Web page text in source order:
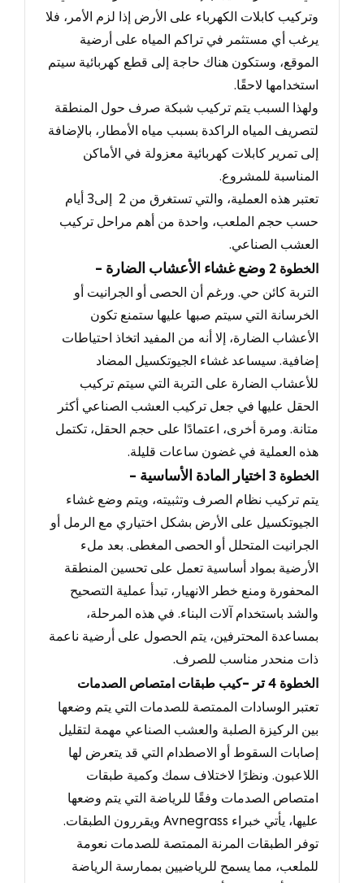
وتركيب كابلات الكهرباء على الأرض إذا لزم الأمر، فلا
يرغب أي مستثمر في تراكم المياه على أرضية
الموقع، وستكون هناك حاجة إلى قطع كهربائية سيتم
استخدامها لاحقًا.
ولهذا السبب يتم تركيب شبكة صرف حول المنطقة
لتصريف المياه الراكدة بسبب مياه الأمطار، بالإضافة
إلى تمرير كابلات كهربائية معزولة في الأماكن
المناسبة للمشروع.
تعتبر هذه العملية، والتي تستغرق من 2
3 أيام
حسب حجم الملعب، واحدة من أهم مراحل تركيب
العشب الصناعي.
الخطوة 2 - وضع غشاء الأعشاب الضارة
التربة كائن حي. ورغم أن الحصى أو الجرانيت أو
الخرسانة التي سيتم صبها عليها ستمنع تكون
الأعشاب الضارة، إلا أنه من المفيد اتخاذ احتياطات
إضافية. سيساعد غشاء الجيوتكسيل المضاد
للأعشاب الضارة على التربة التي سيتم تر كيب
الحقل عليها في جعل تركيب العشب الصناعي أكثر
متانة. ومرة أخرى، اعتمادًا على حجم الحقل، تكتمل
هذه العملية في غضون ساعات قليلة.
الخطوة 3 - اختيار المادة الأساسية
يتم تركيب نظام الصرف وتثبيته، ويتم وضع غشاء
الجيوتكسيل على الأرض بشكل اختياري مع الرمل أو
الجرانيت المتحلل أو الحصى المغطى. بعد ملء
الأرضية بمواد أساسية تعمل على تحسين المنطقة
المحفورة ومنع خطر الانهيار ، تبدأ عملية التصحيح
والشد باستخدام آلات البناء. في هذه المرحلة،
بمساعدة المحترفين، يتم الحصول على أرضية ناعمة
ذات منحدر مناسب للصرف.
الخطوة 4 - تر
كيب طبقات امتصاص الصدمات
تعتبر الوسادات الممتصة للصدمات التي يتم وضعها
بين الركيزة الصلبة والعشب الصناعي مهمة لتقليل
إصابات السقوط أو الاصطدام التي قد يتعرض لها
اللاعبون. ونظرًا لاختلاف سمك وكمية طبقات
امتصاص الصدمات وفقًا للرياضة التي يتم وضعها
عليها، يأتي خبراء Avnegrass ويقررون الطبقات.
توفر الطبقات المرنة الممتصة للصدمات نعومة
للملعب، مما يسمح للرياضيين بممارسة الرياضة